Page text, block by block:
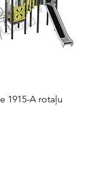
1915-A rotaļu